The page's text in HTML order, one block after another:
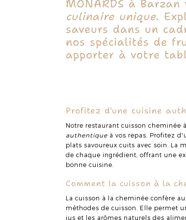
MONARDS à
culinaire unique.
saveurs dans un
nos spécialités de
apporter à votre
Profitez d'une cuisine
Notre restaurant cuisson cheminée
authentique à vos repas. Profitez
plats savoureux cuits avec soin. La
de chaque ingrédient, offrant une
bonne cuisine.
Comment la cuisson à la
La cuisson à la cheminée confère
méthodes de cuisson. Elle permet
jus et les arômes naturels des